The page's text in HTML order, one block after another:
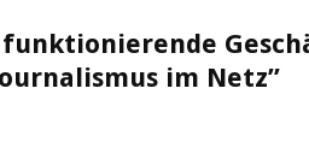
funktionierende
im Netz”